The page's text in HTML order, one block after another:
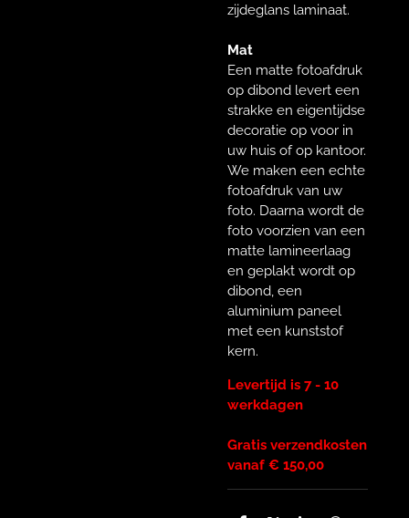
zijdeglans laminaat.
Mat
Een matte fotoafdruk
op dibond levert een
strakke en eigentijdse
decoratie op voor in
uw huis of op kantoor.
We maken een echte
fotoafdruk van uw
foto. Daarna wordt de
foto voorzien van een
matte lamineerlaag
en geplakt wordt op
dibond, een
aluminium paneel
met een kunststof
kern.
Levertijd is 7 - 10
werkdagen
Gratis verzendkosten
vanaf € 150,00